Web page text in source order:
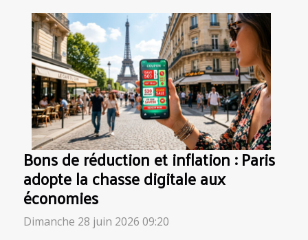
Bons de réduction et inflation : Paris
adopte la chasse digitale aux
économies
Dimanche 28 juin 2026 09:20